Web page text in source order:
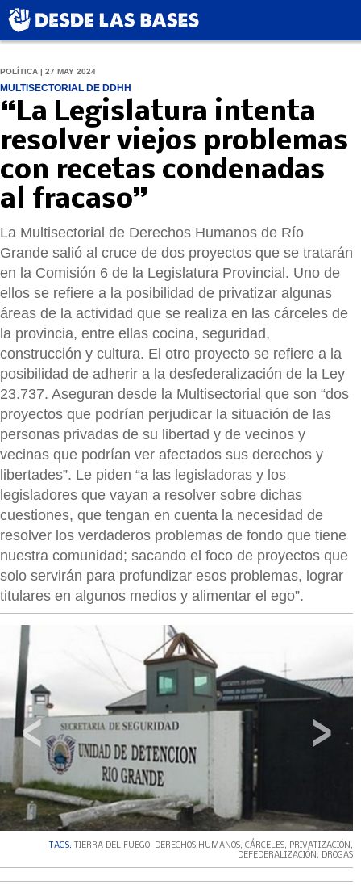
POLÍTICA | 27 MAY 2024
MULTISECTORIAL DE DDHH
“La Legislatura intenta
resolver viejos problemas
con recetas condenadas
al fracaso”
La Multisectorial de Derechos Humanos de Río
Grande salió al cruce de dos proyectos que se tratarán
en la Comisión 6 de la Legislatura Provincial. Uno de
ellos se refiere a la posibilidad de privatizar algunas
áreas de la actividad que se realiza en las cárceles de
la provincia, entre ellas cocina, seguridad,
construcción y cultura. El otro proyecto se refiere a la
posibilidad de adherir a la desfederalización de la Ley
23.737. Aseguran desde la Multisectorial que son “dos
proyectos que podrían perjudicar la situación de las
personas privadas de su libertad y de vecinos y
vecinas que podrían ver afectados sus derechos y
libertades”. Le piden “a las legisladoras y los
legisladores que vayan a resolver sobre dichas
cuestiones, que tengan en cuenta la necesidad de
resolver los verdaderos problemas de fondo que tiene
nuestra comunidad; sacando el foco de proyectos que
solo servirán para profundizar esos problemas, lograr
titulares en algunos medios y alimentar el ego”.
‹ ›
TAGS: TIERRA DEL FUEGO, DERECHOS HUMANOS, CÁRCELES, PRIVATIZACIÓN ,
DEFEDERALIZACIÓN , DROGAS